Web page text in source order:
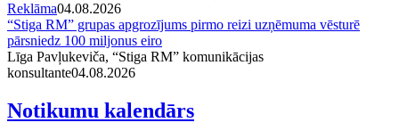
Reklāma04.08.2026
“Stiga RM” grupas apgrozījums pirmo reizi uzņēmuma vēsturē
pārsniedz 100 miljonus eiro
Līga Pavļukeviča, “Stiga RM” komunikācijas
konsultante04.08.2026
Notikumu kalendārs